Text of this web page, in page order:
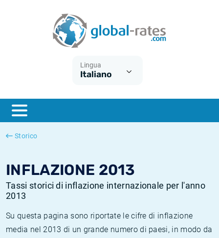
Lingua
Italiano
Storico
INFLAZIONE 2013
Tassi storici di inflazione internazionale per l'anno
2013
Su questa pagina sono riportate le cifre di inflazione
media nel 2013 di un grande numero di paesi, in modo da
ESTER
SONIA
Cos'è l'inflazione CPI?
Cos'è l'inflazione HICP?
Inflazione Italia
Inflazione Stati Uniti
Tassi storici Euribor
Tassi storici di SONIA
Tassi storici di TONAR
Calcolatore dell’inflazione